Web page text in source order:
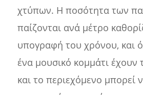
χτύπων. Η ποσότητα των
παίζονται ανά μέτρο
υπογραφή του χρόνου, και
ένα μουσικό κομμάτι έχουν
και το περιεχόμενο μπορεί